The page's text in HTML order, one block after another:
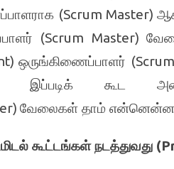
(Scrum Master)
(Scrum Master)
ஒருங்கிணைப்பாளர்
இப்படிக் கூட
வேலைகள் தாம் என்னென்ன
கூட்டங்கள் நடத்துவது